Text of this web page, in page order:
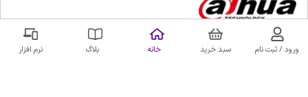
ورود / ثبت نام سبد خرید خانه بلاگ نرم افزار